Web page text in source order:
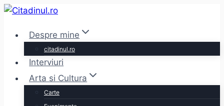
Skip
contentDespre mine
citadinul.ro
Interviuri
Arta si Cultura
Carte